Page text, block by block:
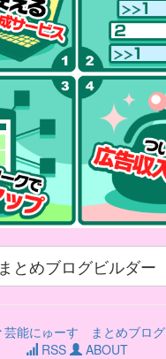
まとめブログビルダー
芸能にゅーす まとめブログ
RSS
ABOUT